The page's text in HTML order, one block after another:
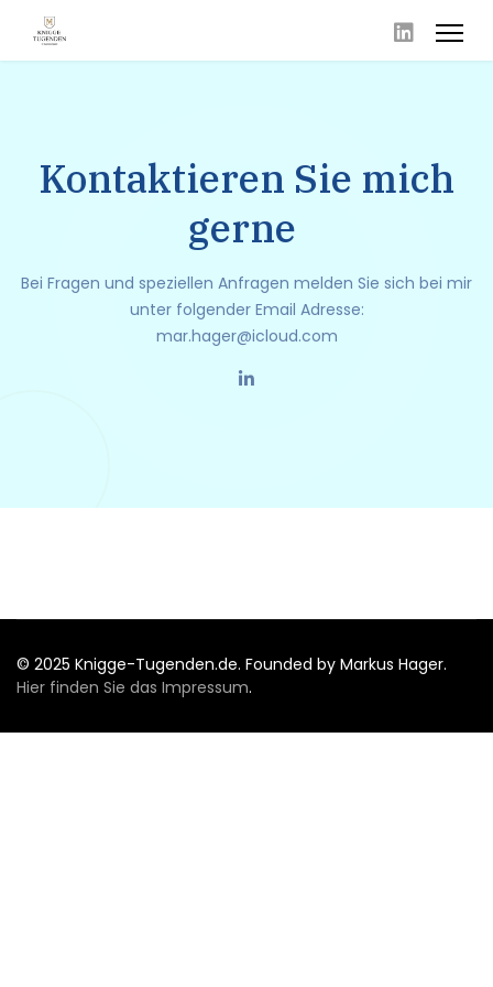
Kontaktieren Sie mich
gerne
Bei Fragen und speziellen Anfragen melden Sie sich bei mir
unter folgender Email Adresse:
mar.hager@icloud.com
© 2025 Knigge-Tugenden.de. Founded by Markus Hager.
Hier finden Sie das Impressum.